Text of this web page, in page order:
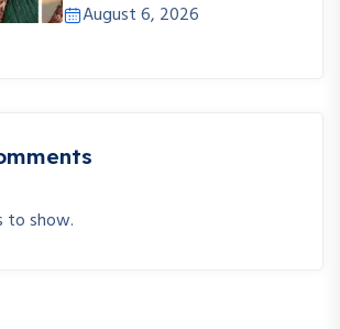
August 6, 2026
to show.